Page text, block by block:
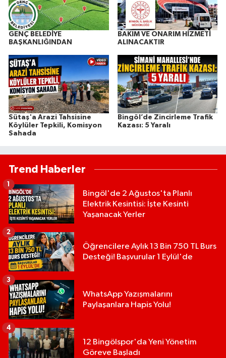
GENÇ BELEDİYE
BAŞKANLIĞINDAN
BAKIM VE ONARIM HİZMETİ
ALINACAKTIR
Sütaş'a Arazi Tahsisine
Köylüler Tepkili, Komisyon
Sahada
Bingöl’de Zincirleme Trafik
Kazası: 5 Yaralı
Trend Haberler
Bingöl'de 2 Ağustos'ta Planlı
Elektrik Kesintisi: İşte Kesinti
Yaşanacak Yerler
1
Öğrencilere Aylık 13 Bin 750 TL Burs
Desteği! Başvurular 1 Eylül'de
2
WhatsApp Yazışmalarını
Paylaşanlara Hapis Yolu!
3
12 Bingölspor'da Yeni Yönetim
Göreve Başladı
4